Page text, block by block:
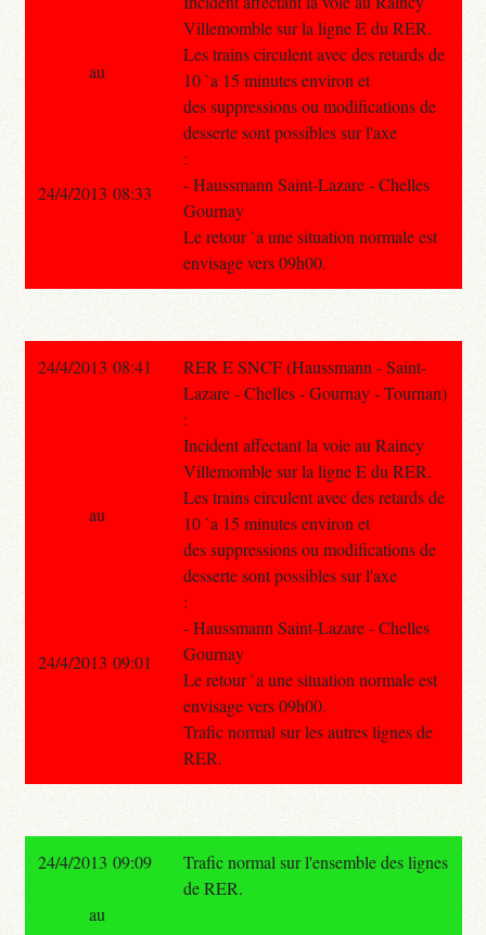
Villemomble sur la ligne E du RER.
Les trains circulent avec des retards de
10 `a 15 minutes environ et
des suppressions ou modifications de
desserte sont possibles sur l'axe
:
- Haussmann Saint-Lazare - Chelles
Gournay
Le retour `a une situation normale est
envisage vers 09h00.
au
24/4/2013 08:33
24/4/2013 08:41
RER E SNCF (Haussmann - Saint-
Lazare - Chelles - Gournay - Tournan)
:
Incident affectant la voie au Raincy
Villemomble sur la ligne E du RER.
Les trains circulent avec des retards de
10 `a 15 minutes environ et
des suppressions ou modifications de
desserte sont possibles sur l'axe
:
- Haussmann Saint-Lazare - Chelles
Gournay
Le retour `a une situation normale est
envisage vers 09h00.
Trafic normal sur les autres lignes de
RER.
au
24/4/2013 09:01
24/4/2013 09:09
Trafic normal sur l'ensemble des lignes
de RER.
au